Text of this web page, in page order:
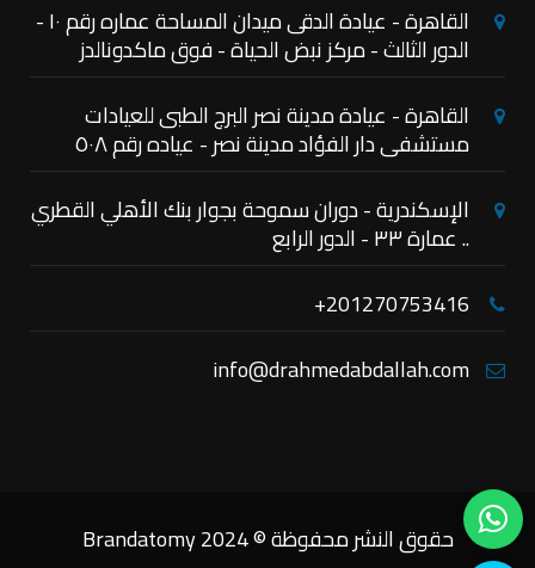
القاهرة - عيادة الدقى ميدان المساحة عماره رقم ١٠ -
الدور الثالث - مركز نبض الحياة - فوق ماكدونالدز
القاهرة - عيادة مدينة نصر البرج الطبى للعيادات
مستشفى دار الفؤاد مدينة نصر - عياده رقم ٥٠٨
الإسكندرية - دوران سموحة بجوار بنك الأهلي القطري
.. عمارة ٣٣ - الدور الرابع
+201270753416
info@drahmedabdallah.com
حقوق النشر محفوظة © 2024 Brandatomy